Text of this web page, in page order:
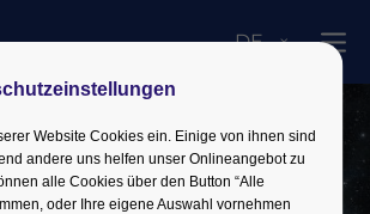
DE
Website Cookies ein. Einige von ihnen sind
andere uns helfen unser Onlineangebot zu
alle Cookies über den Button “Alle
oder Ihre eigene Auswahl vornehmen